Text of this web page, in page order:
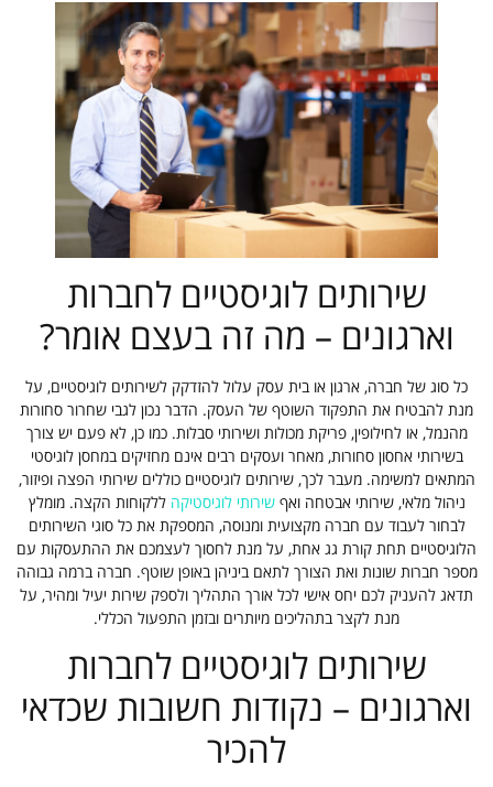
שירותים לוגיסטיים לחברות
וארגונים – מה זה בעצם אומר?
כל סוג של חברה, ארגון או בית עסק עלול להזדקק לשירותים לוגיסטיים, על
מנת להבטיח את התפקוד השוטף של העסק. הדבר נכון לגבי שחרור סחורות
מהנמל, או לחילופין, פריקת מכולות ושירותי סבלות. כמו כן, לא פעם יש צורך
בשירותי אחסון סחורות, מאחר ועסקים רבים אינם מחזיקים במחסן לוגיסטי
המתאים למשימה. מעבר לכך, שירותים לוגיסטיים כוללים שירותי הפצה ופיזור,
ניהול מלאי, שירותי אבטחה ואףשירותי לוגיסטיקה ללקוחות הקצה. מומלץ
לבחור לעבוד עם חברה מקצועית ומנוסה, המספקת את כל סוגי השירותים
הלוגיסטיים תחת קורת גג אחת, על מנת לחסוך לעצמכם את ההתעסקות עם
מספר חברות שונות ואת הצורך לתאם ביניהן באופן שוטף. חברה ברמה גבוהה
תדאג להעניק לכם יחס אישי לכל אורך התהליך ולספק שירות יעיל ומהיר, על
מנת לקצר בתהליכים מיותרים ובזמן התפעול הכללי.
שירותים לוגיסטיים לחברות
וארגונים – נקודות חשובות שכדאי
להכיר